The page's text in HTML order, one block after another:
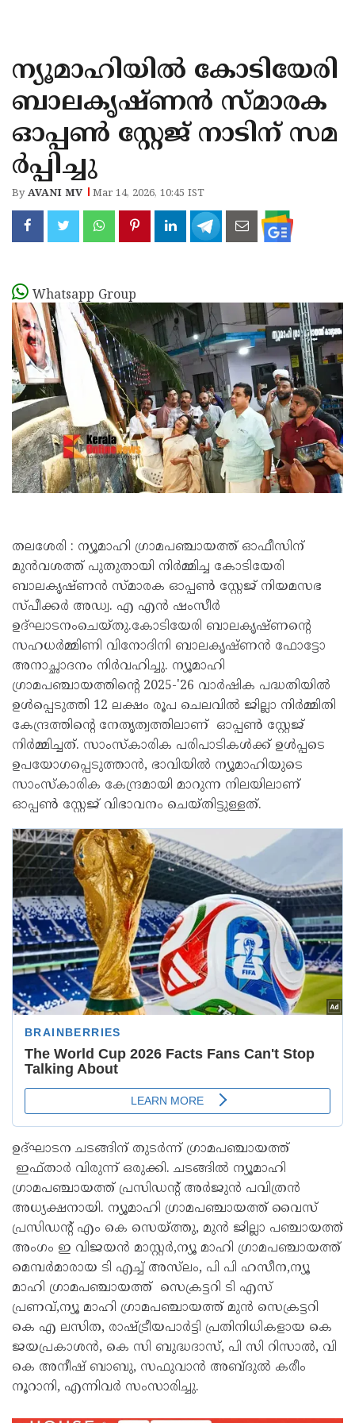
KANNUR
KASARAGOD
ന്യൂമാഹിയിൽ കോടിയേരി
ബാലകൃഷ്ണൻ സ്മാരക
ഓപ്പൺ സ്റ്റേജ് നാടിന് സമ
ർപ്പിച്ചു
ByAVANI MV Mar 14, 2026, 10:45 IST
Whatsapp Group
തലശേരി : ന്യൂമാഹി ഗ്രാമപഞ്ചായത്ത് ഓഫീസിന്
മുൻവശത്ത് പുതുതായി നിർമ്മിച്ച കോടിയേരി
ബാലകൃഷ്ണൻ സ്മാരക ഓപ്പൺ സ്റ്റേജ് നിയമസഭ
സ്പീക്കർ അഡ്വ. എ എൻ ഷംസീർ
ഉദ്ഘാടനംചെയ്തു.കോടിയേരി ബാലകൃഷ്ണന്റെ
സഹധർമ്മിണി വിനോദിനി ബാലകൃഷ്ണൻ ഫോട്ടോ
അനാച്ഛാദനം നിർവഹിച്ചു. ന്യൂമാഹി
ഗ്രാമപഞ്ചായത്തിന്റെ 2025-'26 വാർഷിക പദ്ധതിയിൽ
ഉൾപ്പെടുത്തി 12 ലക്ഷം രൂപ ചെലവിൽ ജില്ലാ നിർമ്മിതി
കേന്ദ്രത്തിന്റെ നേതൃത്വത്തിലാണ് ഓപ്പൺ സ്റ്റേജ്
നിർമ്മിച്ചത്. സാംസ്കാരിക പരിപാടികൾക്ക് ഉൾപ്പടെ
ഉപയോഗപ്പെടുത്താൻ, ഭാവിയിൽ ന്യൂമാഹിയുടെ
സാംസ്കാരിക കേന്ദ്രമായി മാറുന്ന നിലയിലാണ്
ഓപ്പൺ സ്റ്റേജ് വിഭാവനം ചെയ്തിട്ടുള്ളത്.
ഉദ്ഘാടന ചടങ്ങിന് തുടർന്ന് ഗ്രാമപഞ്ചായത്ത്
ഇഫ്താർ വിരുന്ന് ഒരുക്കി. ചടങ്ങിൽ ന്യൂമാഹി
ഗ്രാമപഞ്ചായത്ത് പ്രസിഡന്റ് അർജുൻ പവിത്രൻ
അധ്യക്ഷനായി. ന്യൂമാഹി ഗ്രാമപഞ്ചായത്ത് വൈസ്
പ്രസിഡന്റ് എം കെ സെയ്ത്തു, മുൻ ജില്ലാ പഞ്ചായത്ത്
അംഗം ഇ വിജയൻ മാസ്റ്റർ,ന്യൂ മാഹി ഗ്രാമപഞ്ചായത്ത്
മെമ്പർമാരായ ടി എച്ച് അസ്‌ലം, പി പി ഹസീന,ന്യൂ
മാഹി ഗ്രാമപഞ്ചായത്ത് സെക്രട്ടറി ടി എസ്
പ്രണവ്,ന്യൂ മാഹി ഗ്രാമപഞ്ചായത്ത് മുൻ സെക്രട്ടറി
കെ എ ലസിത, രാഷ്ട്രീയപാർട്ടി പ്രതിനിധികളായ കെ
ജയപ്രകാശൻ, കെ സി ബുദ്ധദാസ്, പി സി റിസാൽ, വി
കെ അനീഷ് ബാബു, സഫുവാൻ അബ്ദുൽ കരീം
നൂറാനി, എന്നിവർ സംസാരിച്ചു.